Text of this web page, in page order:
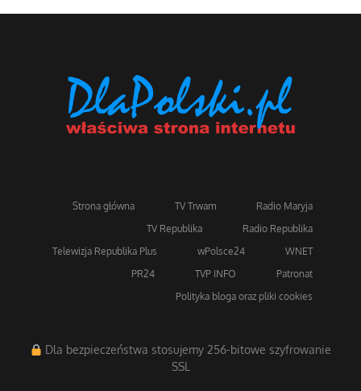
Strona główna TV Trwam
Radio Maryja
TV Republika
Radio Republika
Telewizja Republika Plus
wPolsce24
WNET
PR24
TVP INFO
Patronat
Polityka bloga oraz pliki cookies
Dla bezpieczeństwa stosujemy 256-bitowe szyfrowanie
SSL